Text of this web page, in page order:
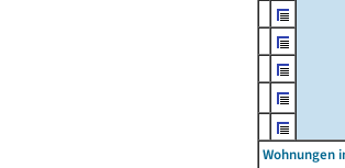
Wohnungen